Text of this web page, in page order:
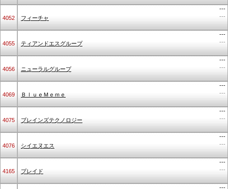
4052 フィーチャ
---
---
4055 ティアンドエスグループ
---
---
4056 ニューラルグループ
---
---
4069 ＢｌｕｅＭｅｍｅ
---
---
4075 ブレインズテクノロジー
---
---
4076 シイエヌエス
---
---
4165 プレイド
---
---
---